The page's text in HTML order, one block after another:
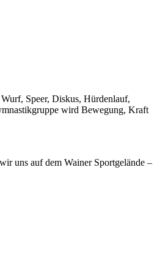
Speer, Diskus, Hürdenlauf,
wird Bewegung, Kraft
uns auf dem Wainer Sportgelände –